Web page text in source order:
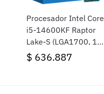
Procesador Intel Core
i5-14600KF Raptor
Lake-S (LGA1700, 14
Cores, 20 Hilos,
$ 636.887